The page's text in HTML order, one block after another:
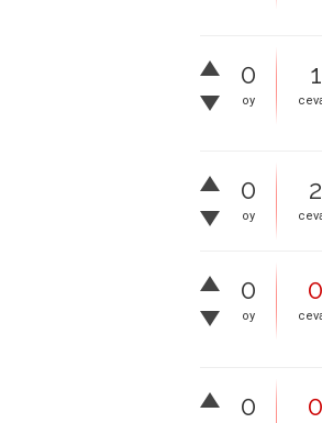
0
oy
1
0
oy
2
0
oy
0
0 0